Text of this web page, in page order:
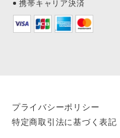
携帯キャリア決済
プライバシーポリシー
特定商取引法に基づく表記